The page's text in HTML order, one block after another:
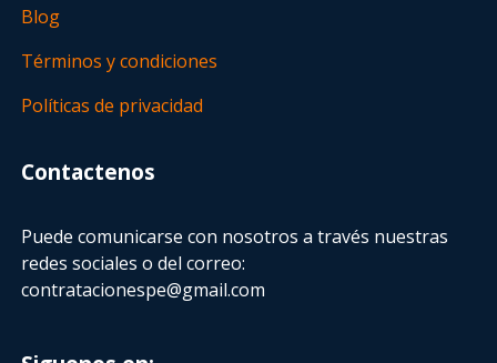
Blog
Términos y condiciones
Políticas de privacidad
Contactenos
Puede comunicarse con nosotros a través nuestras
redes sociales o del correo:
contratacionespe@gmail.com